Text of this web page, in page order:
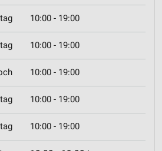
10:00 - 19:00
10:00 - 19:00
10:00 - 19:00
10:00 - 19:00
10:00 - 19:00